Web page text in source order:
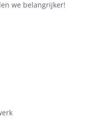
we belangrijker!